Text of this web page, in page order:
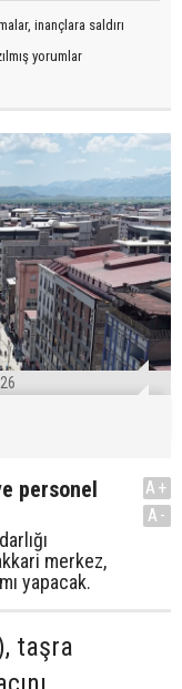
inançlara saldırı
yorumlar
personel
merkez,
yapacak.
A+
A-
taşra